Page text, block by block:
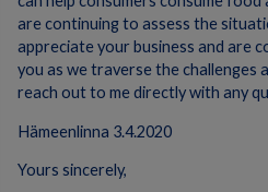
are continuing to assess the
appreciate your business and are
you as we traverse the challenges
reach out to me directly with any
Hämeenlinna 3.4.2020
Yours sincerely,